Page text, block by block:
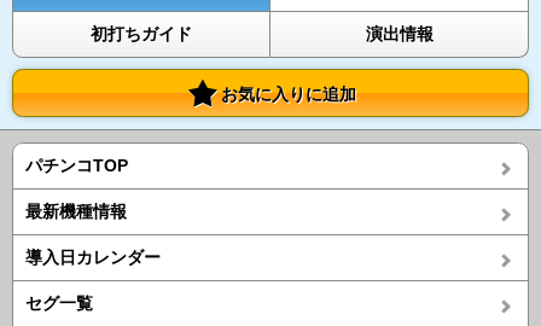
初打ちガイド 演出情報
お気に入りに追加
パチンコTOP
最新機種情報
導入日カレンダー
セグ一覧